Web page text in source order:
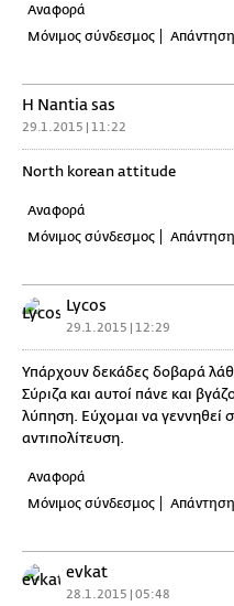
Αναφορά
Μόνιμος σύνδεσμος
Απάντηση
H Nantia sas
29.1.2015 | 11:22
North korean attitude
Αναφορά
Μόνιμος σύνδεσμος
Απάντηση
Lycos
29.1.2015 | 12:29
Υπάρχουν δεκάδες δοβαρά
Σύριζα και αυτοί πάνε και
λύπηση. Εύχομαι να γεννηθεί
αντιπολίτευση.
Αναφορά
Μόνιμος σύνδεσμος
Απάντηση
evkat
28.1.2015 | 05:48